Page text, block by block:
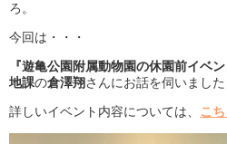
ろ。
今回は・・・
『遊亀公園附属動物園の休園前イベン
地課の倉澤翔さんにお話を伺いました
詳しいイベント内容については、 こ